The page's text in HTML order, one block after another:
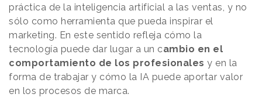
práctica de la inteligencia artificial a las ventas, y no
sólo como herramienta que pueda inspirar el
marketing. En este sentido refleja cómo la
tecnología puede dar lugar a un cambio en el
comportamiento de los profesionales y en la
forma de trabajar y cómo la IA puede aportar valor
en los procesos de marca.